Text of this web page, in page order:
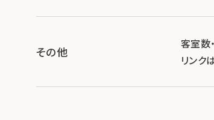
その他
客室数
リンク